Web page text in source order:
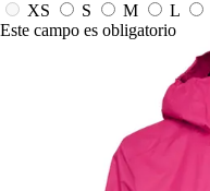
XS
S M L
Este campo es obligatorio